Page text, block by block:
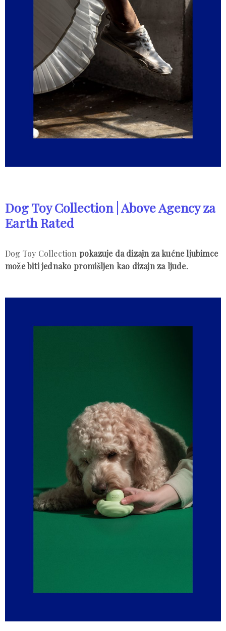
Dog Toy Collection | Above Agency za
Earth Rated
Dog Toy Collection pokazuje da dizajn za kućne ljubimce
može biti jednako promišljen kao dizajn za ljude.